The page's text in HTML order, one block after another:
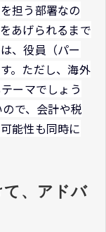
担う部署なの
あげられるまで
、役員（パー
。ただし、海外
ーマでしょう
で、会計や税
能性も同時に
て、アドバ